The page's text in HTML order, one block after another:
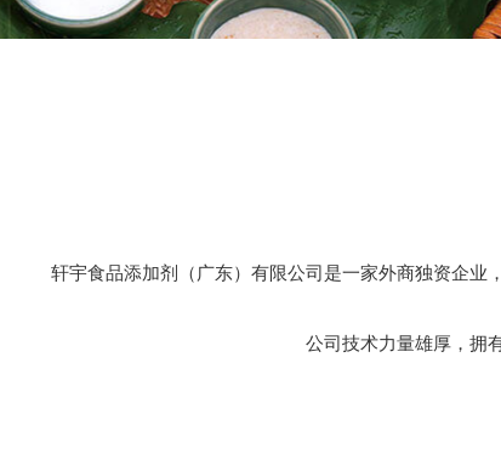
轩宇食品添加剂（广东）有限公司是一家外商独资企业
公司技术力量雄厚，拥